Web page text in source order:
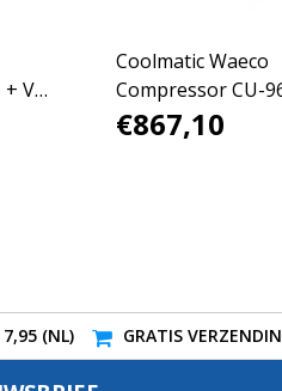
VD-
Coolmatic Waeco
Compressor CU-
€867,10
(NL)
GRATIS